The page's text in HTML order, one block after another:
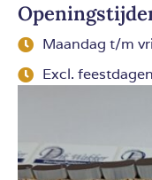
Maandag t/m
Excl. feestdagen